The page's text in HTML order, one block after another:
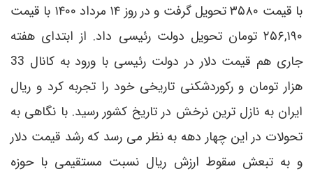
با قیمت ۳۵۸۰ تحویل گرفت و در روز ۱۴ مرداد ۱۴۰۰ با قیمت
۲۵۶,۱۹۰ تومان تحویل دولت رئیسی داد. از ابتدای هفته
جاری هم قیمت دلار در دولت رئیسی با ورود به کانال 33
هزار تومان و رکوردشکنی تاریخی خود را تجربه کرد و ریال
ایران به نازل ترین نرخش در تاریخ کشور رسید. با نگاهی به
تحولات در این چهار دهه به نظر می رسد که رشد قیمت دلار
و به تبعش سقوط ارزش ریال نسبت مستقیمی با حوزه